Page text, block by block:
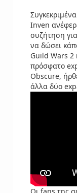
Inven
συζήτηση
να δώσει
Guild Wars 2
πρόσφατο
Obscure,
άλλα δύο
Οι fans της